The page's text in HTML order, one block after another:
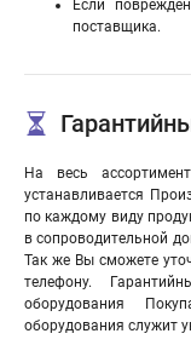
Если
поставщика.
На весь
устанавливается
по каждому виду
в сопроводительной
Так же Вы сможете
телефону.
оборудования
оборудования служит